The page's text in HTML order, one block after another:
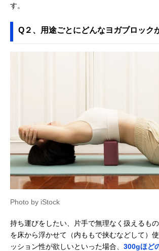
す。
Q２、用途ごとにどんなヨガブロック
Photo by iStock
持ち運びをしたい、片手で無理なく扱えるも
を床から浮かせて（内ももで挟むなどして）
ッション性が欲しいといった場合、 300gほど